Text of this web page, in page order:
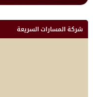
شركة المسارات السريعة